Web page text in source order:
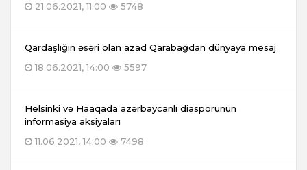
21.06.2021, 11:00
5748
Qardaşlığın əsəri olan azad Qarabağdan dünyaya mesaj
18.06.2021, 14:00
5597
Helsinki və Haaqada azərbaycanlı diasporunun
informasiya aksiyaları
11.06.2021, 14:00
7498